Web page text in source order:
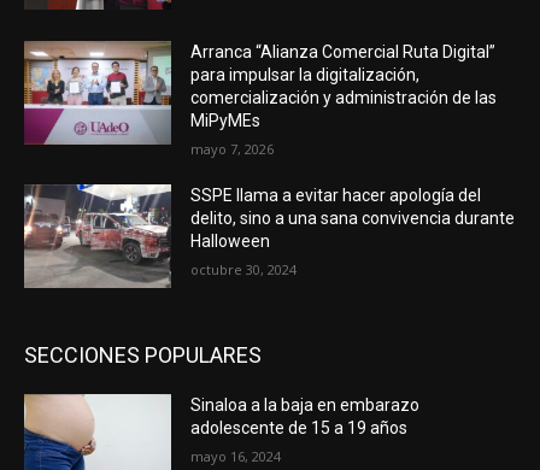
Arranca “Alianza Comercial Ruta Digital”
para impulsar la digitalización,
comercialización y administración de las
MiPyMEs
mayo 7, 2026
SSPE llama a evitar hacer apología del
delito, sino a una sana convivencia durante
Halloween
octubre 30, 2024
SECCIONES POPULARES
Sinaloa a la baja en embarazo
adolescente de 15 a 19 años
mayo 16, 2024